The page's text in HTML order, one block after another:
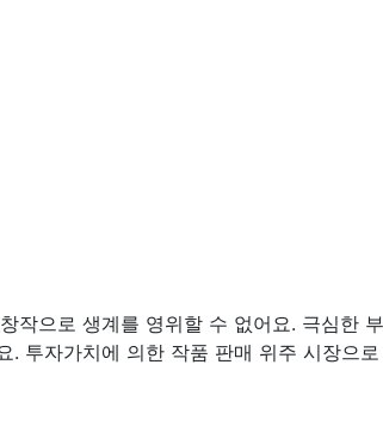
으로 생계를 영위할 수 없어요. 극심한
투자가치에 의한 작품 판매 위주 시장으